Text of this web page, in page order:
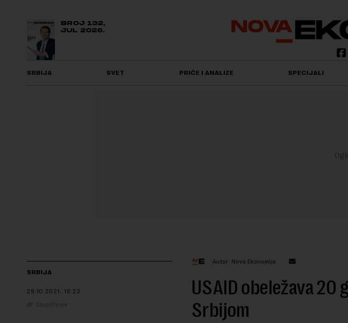
BROJ 132,
JUL 2026.
SRBIJA SVET PRIČE I ANALIZE SPECIJALI
SRBIJA
29.10.2021. 16:23
Saopštenje
Autor: Nova Ekonomija
USAID obeležava 20
Srbijom